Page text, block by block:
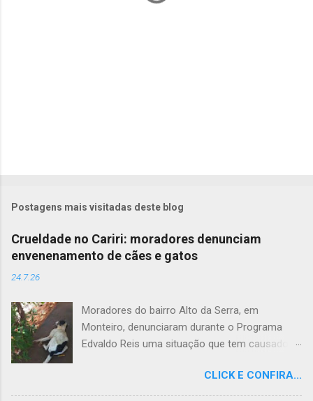
Postagens mais visitadas deste blog
Crueldade no Cariri: moradores denunciam
envenenamento de cães e gatos
24.7.26
Moradores do bairro Alto da Serra, em
Monteiro, denunciaram durante o Programa
Edvaldo Reis uma situação que tem causado
e gatos estariam sendo envenenados na
comunidade, provocando mortes marcadas
CLICK E CONFIRA...